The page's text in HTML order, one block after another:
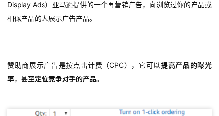
Display Ads）亚马逊提供的一个再营销广告，向浏览过你的产品或
相似产品的人展示广告产品。
赞助商展示广告是按点击计费（CPC），它可以提高产品的曝光
率，甚至定位竞争对手的产品。